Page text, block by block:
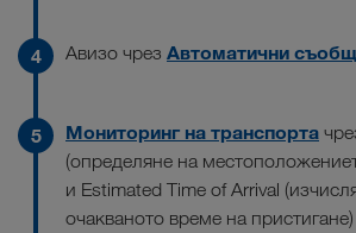
Авизо чрез Автоматични
Мониторинг на транспорта
(определяне на
и Estimated Time of Arrival
очакваното време на пристигане)